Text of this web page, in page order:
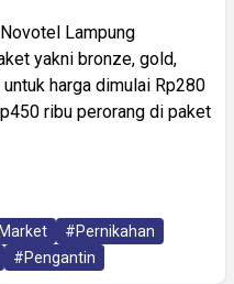
Lampung
yakni bronze, gold,
harga dimulai Rp280
ribu perorang di paket
#Pernikahan
#Pengantin